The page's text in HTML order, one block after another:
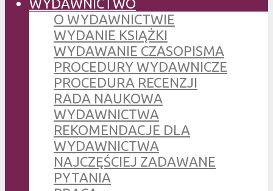
WYDAWNICTWO
O WYDAWNICTWIE
WYDANIE KSIĄŻKI
WYDAWANIE CZASOPISMA
PROCEDURY WYDAWNICZE
PROCEDURA RECENZJI
RADA NAUKOWA
WYDAWNICTWA
REKOMENDACJE DLA
WYDAWNICTWA
NAJCZĘŚCIEJ ZADAWANE
PYTANIA